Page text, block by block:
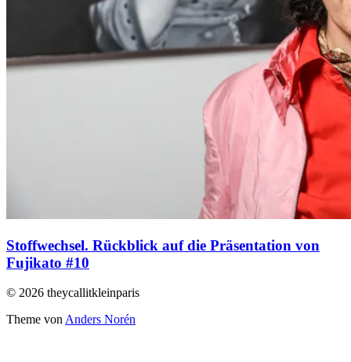
Stoffwechsel. Rückblick auf die Präsentation von
Fujikato #10
© 2026 theycallitkleinparis
Theme vonAnders Norén